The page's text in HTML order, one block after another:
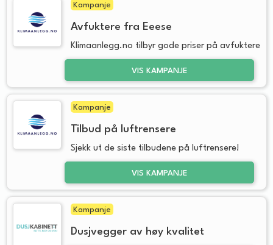
Kampanje
Avfuktere fra Eeese
Klimaanlegg.no tilbyr gode priser på avfuktere
VIS KAMPANJE
Kampanje
Tilbud på luftrensere
Sjekk ut de siste tilbudene på luftrensere!
VIS KAMPANJE
Kampanje
Dusjvegger av høy kvalitet